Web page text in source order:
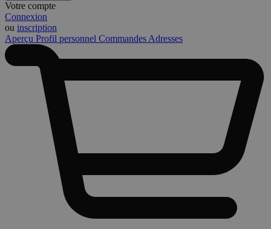
Votre compte
Connexion
ou inscription
Aperçu Profil personnel Commandes Adresses